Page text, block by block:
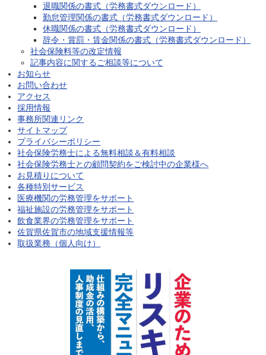
退職関係の書式（労務書式ダウンロード）
勤怠管理関係の書式（労務書式ダウンロード）
休職関係の書式（労務書式ダウンロード）
辞令・賞罰・賃金関係の書式（労務書式ダウンロード）
社会保険料等の改定情報
記事内容に関するご相談等について
お知らせ
お問い合わせ
アクセス
採用情報
事務所関連リンク
サイトマップ
プライバシーポリシー
社会保険労務士による無料相談＆有料相談
社会保険労務士との顧問契約をご検討中の企業様へ
お見積りについて
各種特別サービス
医療機関の労務管理をサポート
福祉施設の労務管理をサポート
飲食業界の労務管理をサポート
佐賀県佐賀市の地域支援情報等
取扱業務（個人向け）